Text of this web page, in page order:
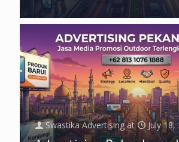
Swastika Advertising at July 18,